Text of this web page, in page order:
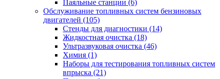
Паяльные станции (6)
Обслуживание топливных систем бензиновых
двигателей (105)
Стенды для диагностики (14)
Жидкостная очистка (18)
Ультразвуковая очистка (46)
Химия (1)
Наборы для тестирования топливных систем
впрыска (21)